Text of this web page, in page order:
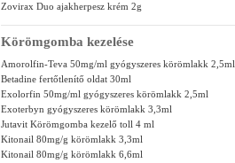
Zovirax Duo ajakherpesz krém 2g
Körömgomba kezelése
Amorolfin-Teva 50mg/ml gyógyszeres körömlakk 2,5ml
Betadine fertőtlenítő oldat 30ml
Exolorfin 50mg/ml gyógyszeres körömlakk 2,5ml
Exoterbyn gyógyszeres körömlakk 3,3ml
Jutavit Körömgomba kezelő toll 4 ml
Kitonail 80mg/g körömlakk 3,3ml
Kitonail 80mg/g körömlakk 6,6ml